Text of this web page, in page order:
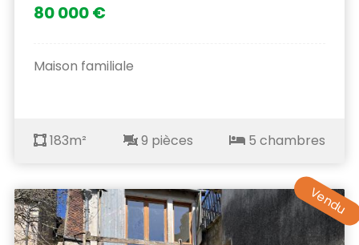
80 000 €
Maison familiale
183m² 9 pièces 5 chambres
Vendu